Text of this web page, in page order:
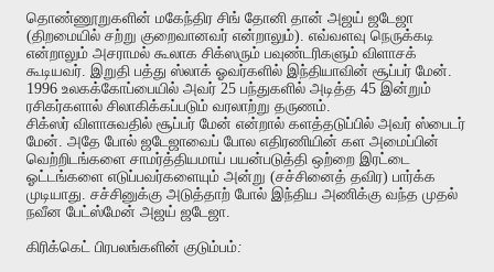
தொண்ணூறுகளின் மகேந்திர சிங் தோனி தான் அஜய் ஜடேஜா
(திறமையில் சற்று குறைவானவர் என்றாலும்). எவ்வளவு நெருக்கடி
என்றாலும் அசராமல் கூலாக சிக்ஸரும் பவுண்டரிகளும் விளாசக்
கூடியவர் இறுதி பத்து ஸ்லாக் ஓவர்களில் இந்தியாவின் சூப்பர் மேன்
1996 உலகக்கோப்பையில் அவர் 25 பந்துகளில் அடித்த 45 இன்றும்
ரசிகர்களால் சிலாகிக்கப்படும் வரலாற்று தருணம்
சிக்ஸர் விளாசுவதில் சூப்பர் மேன் என்றால் களத்தடுப்பில் அவர் ஸ்பைடர்
மேன் அதே போல் ஜடேஜாவைப் போல எதிரணியின் கள அமைப்பின்
வெற்றிடங்களை சாமர்த்தியமாய் பயன்படுத்தி ஒற்றை இரட்டை
ஓட்டங்களை எடுப்பவர்களையும் அன்று (சச்சினைத் தவிர) பார்க்க
முடியாது சச்சினுக்கு அடுத்தாற் போல் இந்திய அணிக்கு வந்த முதல்
நவீன பேட்ஸ்மேன் அஜய் ஜடேஜா
கிரிக்கெட் பிரபலங்களின் குடும்பம்: